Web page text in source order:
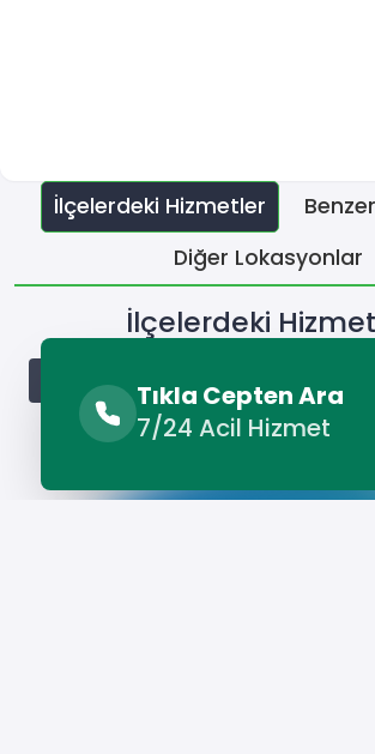
Tıkla Cepten Ara
7/24 Acil Hizmet
İlçelerdeki Hizmetler
Diğer Lokasyonlar
İlçelerdeki
Başiskele Fotoğrafçı